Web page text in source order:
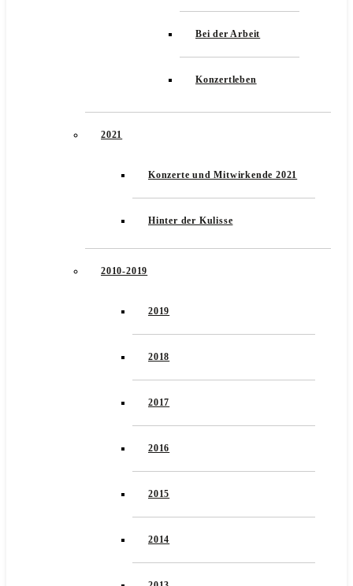
Bei der Arbeit
Konzertleben
2021
Konzerte und Mitwirkende 2021
Hinter der Kulisse
2010-2019
2019
2018
2017
2016
2015
2014